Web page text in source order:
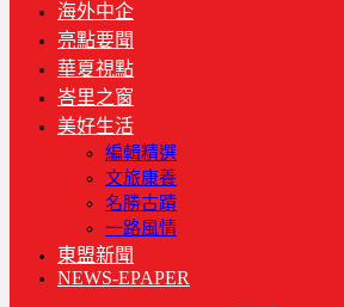
海外中企
亮點要聞
華夏視點
峇里之窗
美好生活
編輯精選
文旅康養
名勝古蹟
一路風情
東盟新聞
NEWS-EPAPER